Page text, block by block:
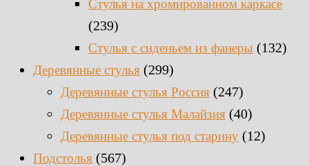
Стулья на хромированном каркасе
(239)
Стулья с сиденьем из фанеры (132)
Деревянные стулья (299)
Деревянные стулья Россия (247)
Деревянные стулья Малайзия (40)
Деревянные стулья под старину (12)
Подстолья (567)